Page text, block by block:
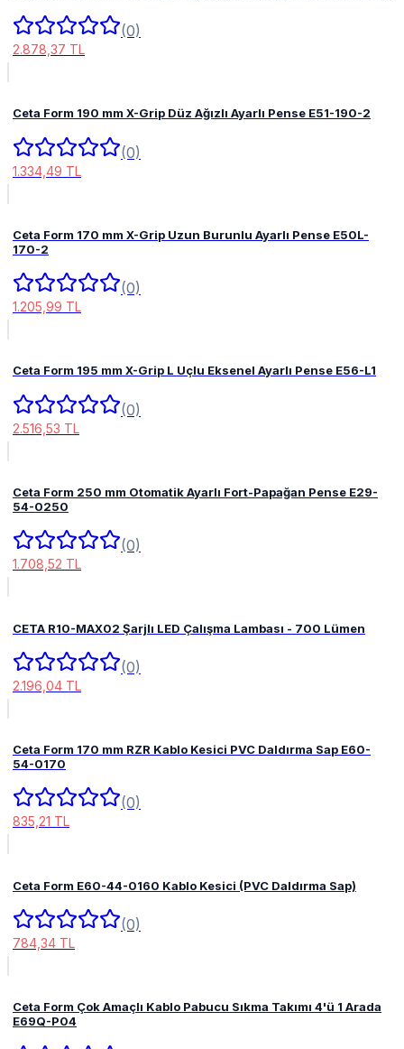
(0)
2.878,37 TL
Ceta Form 190 mm X-Grip Düz Ağızlı Ayarlı Pense E51-190-2
(0)
1.334,49 TL
Ceta Form 170 mm X-Grip Uzun Burunlu Ayarlı Pense E50L-
170-2
(0)
1.205,99 TL
Ceta Form 195 mm X-Grip L Uçlu Eksenel Ayarlı Pense E56-L1
(0)
2.516,53 TL
Ceta Form 250 mm Otomatik Ayarlı Fort-Papağan Pense E29-
54-0250
(0)
1.708,52 TL
CETA R10-MAX02 Şarjlı LED Çalışma Lambası - 700 Lümen
(0)
2.196,04 TL
Ceta Form 170 mm RZR Kablo Kesici PVC Daldırma Sap E60-
54-0170
(0)
835,21 TL
Ceta Form E60-44-0160 Kablo Kesici (PVC Daldırma Sap)
(0)
784,34 TL
Ceta Form Çok Amaçlı Kablo Pabucu Sıkma Takımı 4'ü 1 Arada
E69Q-P04